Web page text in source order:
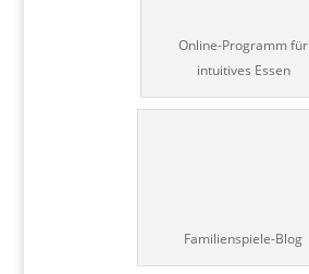
Online-Programm für
intuitives Essen
Familienspiele-Blog